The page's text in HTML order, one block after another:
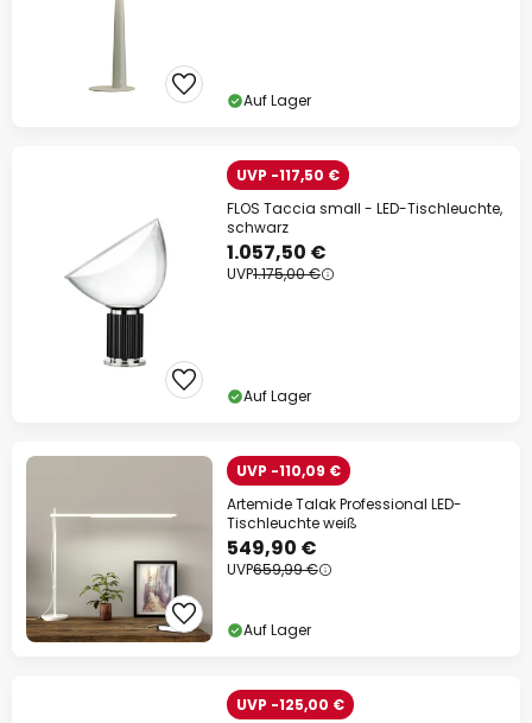
Auf Lager
UVP -117,50 €
FLOS Taccia small - LED-Tischleuchte,
schwarz
1.057,50 €
UVP1.175,00 €
Auf Lager
UVP -110,09 €
Artemide Talak Professional LED-
Tischleuchte weiß
549,90 €
UVP659,99 €
Auf Lager
UVP -125,00 €